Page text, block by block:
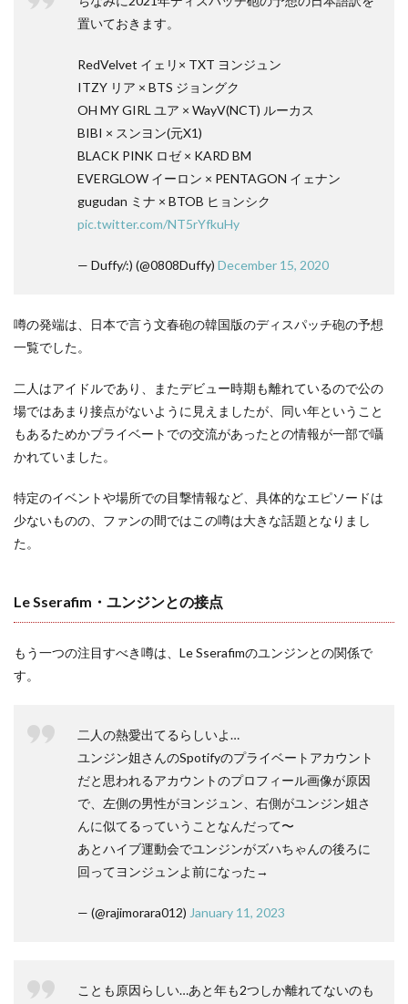
置いておきます。
RedVelvet イェリ× TXT ヨンジュン
ITZY リア × BTS ジョングク
OH MY GIRL ユア × WayV(NCT) ルーカス
BIBI × スンヨン(元X1)
BLACK PINK ロゼ × KARD BM
EVERGLOW イーロン × PENTAGON イェナン
gugudan ミナ × BTOB ヒョンシク
pic.twitter.com/NT5rYfkuHy
— Duffy/:) (@0808Duffy) December 15, 2020
噂の発端は、日本で言う文春砲の韓国版のディスパッチ砲の予想
一覧でした。
二人はアイドルであり、またデビュー時期も離れているので公の
場ではあまり接点がないように見えましたが、同い年ということ
もあるためかプライベートでの交流があったとの情報が一部で囁
かれていました。
特定のイベントや場所での目撃情報など、具体的なエピソードは
少ないものの、ファンの間ではこの噂は大きな話題となりまし
た。
Le Sserafim・ユンジンとの接点
もう一つの注目すべき噂は、Le Sserafimのユンジンとの関係で
す。
二人の熱愛出てるらしいよ…
ユンジン姐さんのSpotifyのプライベートアカウント
だと思われるアカウントのプロフィール画像が原因
で、左側の男性がヨンジュン、右側がユンジン姐さ
んに似てるっていうことなんだって〜
あとハイブ運動会でユンジンがズハちゃんの後ろに
回ってヨンジュンよ前になった→
— (@rajimorara012) January 11, 2023
ことも原因らしい…あと年も2つしか離れてないのも